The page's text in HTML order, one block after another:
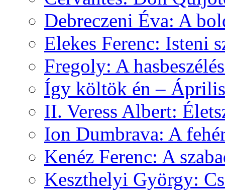
Debreczeni Éva: A
Elekes Ferenc: Isteni
Fregoly: A
Így költök én –
II. Veress Albert:
Ion Dumbrava: A
Kenéz Ferenc: A
Keszthelyi György: